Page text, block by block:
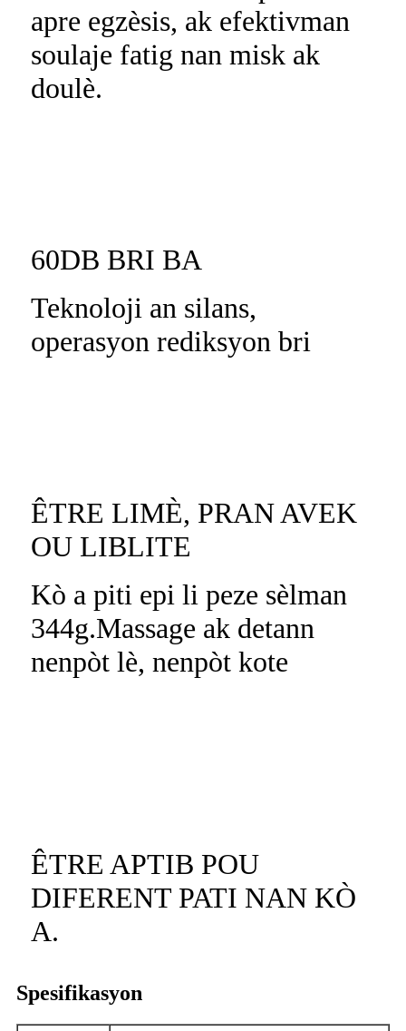
apre egzèsis, ak efektivman
soulaje fatig nan misk ak
doulè.
60DB BRI BA
Teknoloji an silans,
operasyon rediksyon bri
ÊTRE LIMÈ, PRAN AVEK
OU LIBLITE
Kò a piti epi li peze sèlman
344g.Massage ak detann
nenpòt lè, nenpòt kote
ÊTRE APTIB POU
DIFERENT PATI NAN KÒ
A.
Spesifikasyon